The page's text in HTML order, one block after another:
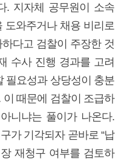
. 지자체 공무원이 소속
도와주거나 채용 비리로
다고 검찰이 주장한 것
수사 진행 경과를 고려
필요성과 상당성이 충분
때문에 검찰이 조급하
니냐는 풀이가 나온다.
가 기각되자 곧바로 “납
재청구 여부를 검토하